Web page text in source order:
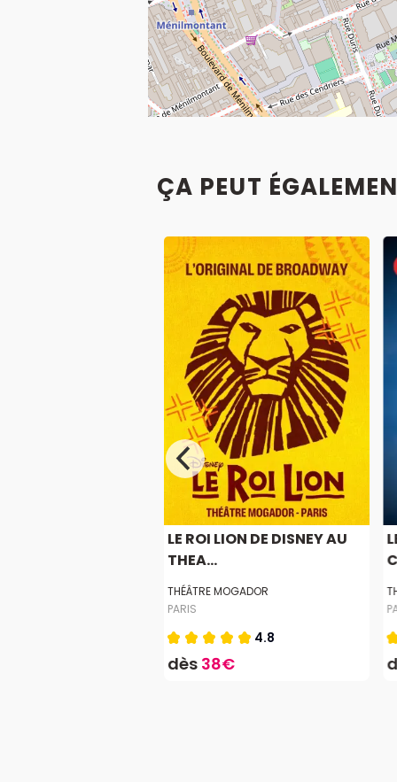
ÇA PEUT
LE ROI LION DE DISNEY AU
THEA...
THÉÂTRE MOGADOR
PARIS
4.8
dès 38€